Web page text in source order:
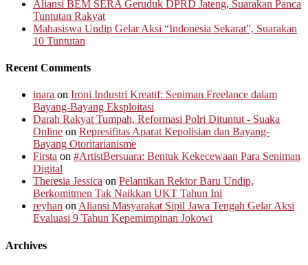
Aliansi BEM SERA Geruduk DPRD Jateng, Suarakan Panca
Tuntutan Rakyat
Mahasiswa Undip Gelar Aksi “Indonesia Sekarat”, Suarakan
10 Tuntutan
Recent Comments
inara on Ironi Industri Kreatif: Seniman Freelance dalam
Bayang-Bayang Eksploitasi
Darah Rakyat Tumpah, Reformasi Polri Dituntut - Suaka
Online on Represifitas Aparat Kepolisian dan Bayang-
Bayang Otoritarianisme
Firsta on #ArtistBersuara: Bentuk Kekecewaan Para Seniman
Digital
Theresia Jessica on Pelantikan Rektor Baru Undip,
Berkomitmen Tak Naikkan UKT Tahun Ini
reyhan onAliansi Masyarakat Sipil Jawa Tengah Gelar Aksi
Evaluasi 9 Tahun Kepemimpinan Jokowi
Archives